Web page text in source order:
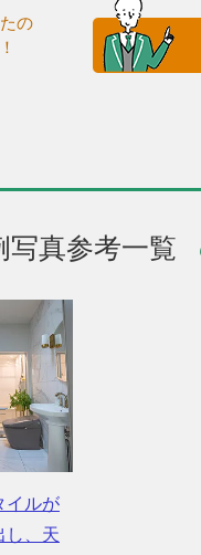
の
写真参考一覧
イルが
し、天